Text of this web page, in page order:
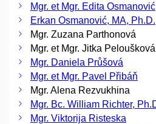
Mgr. et Mgr. Edita Osmanović
Erkan Osmanović, MA, Ph.D.
Mgr. Zuzana Parthonová
Mgr. et Mgr. Jitka Peloušková
Mgr. Daniela Průšová
Mgr. et Mgr. Pavel Přibáň
Mgr. Alena Rezvukhina
Mgr. Bc. William Richter,
Mgr. Viktorija Risteska